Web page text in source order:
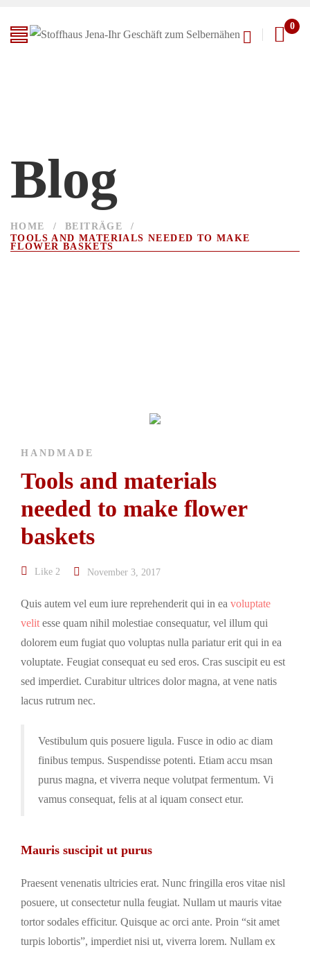
0
Blog
HOME / BEITRÄGE
/
TOOLS AND MATERIALS NEEDED TO MAKE
FLOWER BASKETS
HANDMADE
Tools and materials
needed to make flower
baskets
Like 2 November 3, 2017
Quis autem vel eum iure reprehenderit qui in ea voluptate
velit esse quam nihil molestiae consequatur, vel illum qui
dolorem eum fugiat quo voluptas nulla pariatur erit qui in ea
voluptate. Feugiat consequat eu sed eros. Cras suscipit eu est
sed imperdiet. Curabitur ultrices dolor magna, at vene natis
lacus rutrum nec.
Vestibulum quis posuere ligula. Fusce in odio ac diam
finibus tempus. Suspendisse potenti. Etiam accu msan
purus magna, et viverra neque volutpat fermentum. Vi
vamus consequat, felis at al iquam consect etur.
Mauris suscipit ut purus
Praesent venenatis ultricies erat. Nunc fringilla eros vitae nisl
posuere, ut consectetur nulla feugiat. Nullam ut mauris vitae
tortor sodales efficitur. Quisque ac orci ante. Proin “sit amet
turpis lobortis”, imperdiet nisi ut, viverra lorem. Nullam ex